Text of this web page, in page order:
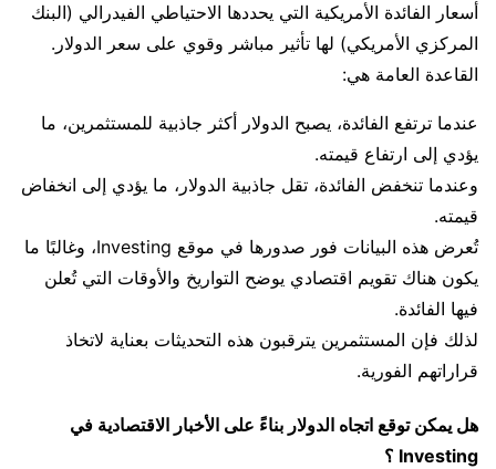
أسعار الفائدة الأمريكية التي يحددها الاحتياطي الفيدرالي (البنك
المركزي الأمريكي) لها تأثير مباشر وقوي على سعر الدولار.
القاعدة العامة هي:
عندما ترتفع الفائدة، يصبح الدولار أكثر جاذبية للمستثمرين، ما
يؤدي إلى ارتفاع قيمته.
وعندما تنخفض الفائدة، تقل جاذبية الدولار، ما يؤدي إلى انخفاض
قيمته.
تُعرض هذه البيانات فور صدورها في موقع Investing، وغالبًا ما
يكون هناك تقويم اقتصادي يوضح التواريخ والأوقات التي تُعلن
فيها الفائدة.
لذلك فإن المستثمرين يترقبون هذه التحديثات بعناية لاتخاذ
قراراتهم الفورية.
هل يمكن توقع اتجاه الدولار بناءً على الأخبار الاقتصادية في
Investing ؟